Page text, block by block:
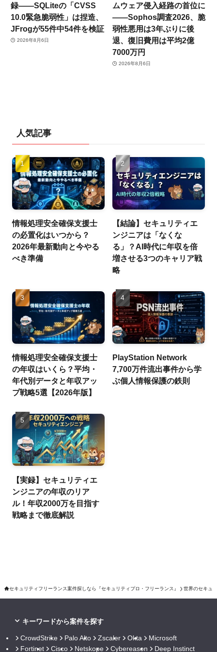
録——SQLiteの「CVSS
10.0緊急脆弱性」は捏造、
JFrogが55件中54件を検証
2026年8月6日
ムウェア侵入経路の首位に
——Sophos調査2026、脆
弱性悪用は3年ぶりに後
退、復旧費用は平均2億
7000万円
2026年8月6日
人気記事
情報処理安全確保支援士
の必置化はいつから？
2026年最新動向と今やる
べき準備
【結論】セキュリティエ
ンジニアは「なくな
る」？AI時代に年収を倍
増させる3つのキャリア戦
略
情報処理安全確保支援士
の年収はいくら？平均・
年代別データと年収アッ
プ戦略5選【2026年版】
PlayStation Network
7,700万件流出事件から学
ぶ個人情報保護の鉄則
【実録】セキュリティエ
ンジニアの年収のリア
ル！年収2000万を目指す
戦略まで徹底解説
セキュリティフリーランス案件探しなら『セキュリティプロ・フリーランス』 世界のセキュ
キーワードから案件を探す
CrowdStrike Palo Alto Zscaler Okta
Microsoft
Fortinet
Cisco Netskope Cybereason Deep Instinct